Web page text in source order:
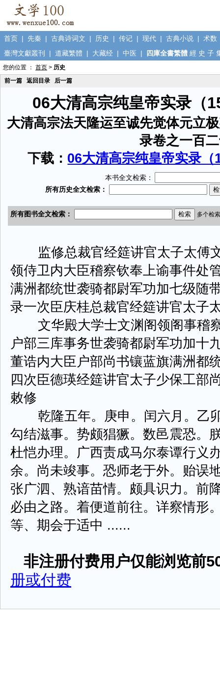
首页 | 先秦 | 古典诗词文 | 历史 | 传记 | 现代 | 古典小说 | 术数
臺灣文獻叢刊
| 道藏繁體 | 大藏经 | 中医 | 四庫全書繁體 經 史 子
您的位置 ： 首页 > 历史
前一篇
返回目录 后一篇
06大清高宗纯皇帝实录（
大清高宗法天隆运至诚先觉体元立
录卷之一百
下载： 06大清高宗纯皇帝实录
本书全文检索：
监修总裁官经筵讲官太子太傅
领侍卫内大臣稽察钦奉上谕事件处
满洲都统世袭骑都尉军功加七级随
录一次臣庆桂总裁官经筵讲官太子
文华殿大学士文渊阁领阁事稽
户部三库事务世袭骑都尉军功加十
董诰内大臣户部尚书镶蓝旗满洲都
四次臣德瑛经筵讲官太子少保工部
敕修
乾隆五年。庚申。闰六月。乙
勾结滋事。势颇猖獗。数邑震恐。
杜恺办理。广西责成马尔泰谭行义
余。尚未竣事。恐师老于外。贻误
张广泗、熟谙苗情。颇具识力。前
必由之路。着便道前往。详察情形
等、期会于适中 ......
非注册付费用户仅能浏览前
册或付费